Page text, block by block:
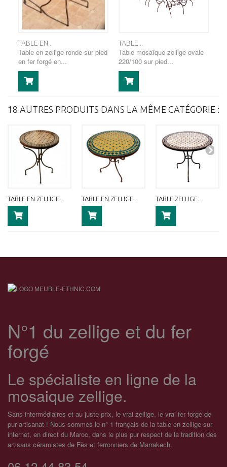
TABLE EN...
Table en zellige ronde sur pied
en fer forgé en...
TABLE...
Table mosaïque zellige ovale
220/100 sur pied...
18 AUTRES PRODUITS DANS LA MÊME CATÉGORIE :
TABLE EN ZELLIGE... TABLE EN ZELLIGE... TABLE ZELLIGE...
N°1 du zellige et du fer
forgé
Le spécialiste en ligne de la
mosaique zellige.
Sans intermédiaires et au juste prix, le vrai zellige, le vrai fer forgé de
pur artisanat ! Nous sommes le n° 1 français de la table en zellige sur
internet, en direct du Maroc, dans le plus pur respect de la tradition des
artisans céramistes de Fès et ferronniers de Marrakech.